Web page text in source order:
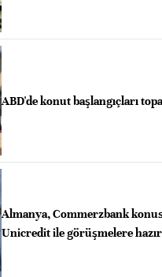
ABD'de konut başlangıçları
Almanya, Commerzbank
Unicredit ile görüşmelere